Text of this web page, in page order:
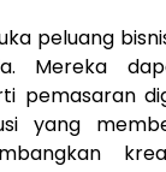
peluang
Mereka
pemasaran
yang